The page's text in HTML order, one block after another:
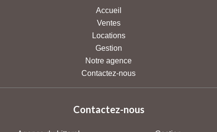
Accueil
Ventes
Locations
Gestion
Notre agence
Contactez-nous
Contactez-nous